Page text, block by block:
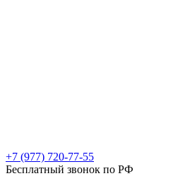
+7 (977) 720-77-55
Бесплатный звонок по РФ